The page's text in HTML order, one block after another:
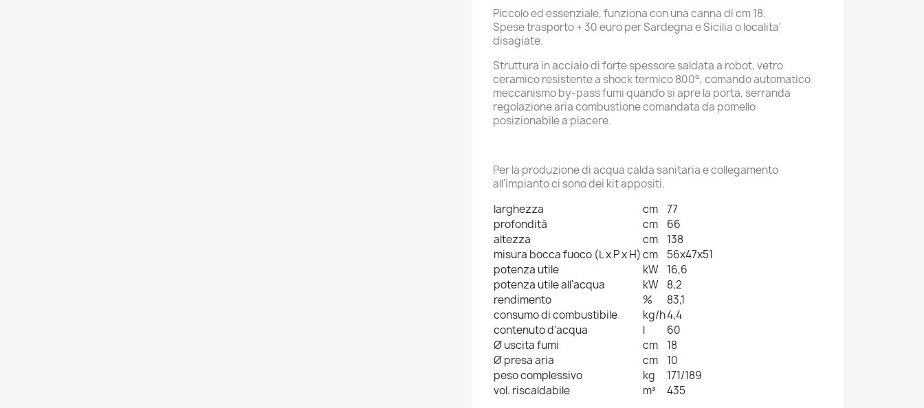
Piccolo ed essenziale, funziona con una canna di cm 18.
Spese trasporto + 30 euro per Sardegna e Sicilia o localita'
disagiate.
Struttura in acciaio di forte spessore saldata a robot, vetro
ceramico resistente a shock termico 800°, comando automatico
meccanismo by-pass fumi quando si apre la porta, serranda
regolazione aria combustione comandata da pomello
posizionabile a piacere.
Per la produzione di acqua calda sanitaria e collegamento
all'impianto ci sono dei kit appositi.
larghezza
cm
77
profondità
cm
66
altezza
cm
138
misura bocca fuoco (L x P x H)cm
56x47x51
potenza utile
kW
16,6
potenza utile all'acqua
kW
8,2
rendimento
%
83,1
consumo di combustibile
kg/h4,4
contenuto d'acqua
l
60
Ø uscita fumi
cm
18
Ø presa aria
cm
10
peso complessivo
kg
171/189
vol. riscaldabile
m³ 435